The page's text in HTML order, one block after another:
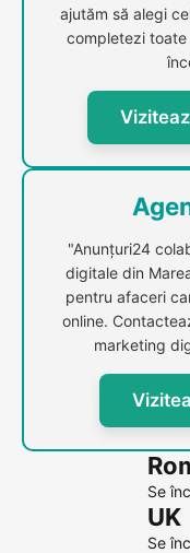
ajutăm să alegi
completezi
"Anunțuri24
digitale din
pentru afaceri
online.
marketing
Se
UK
Se